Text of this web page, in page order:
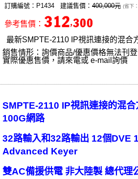
訂購編號：P1434 建議售價： 400,000元 (省下
參考售價：
最新SMPTE-2110 IP視訊連接的混合
銷售情形：詢價商品/優惠價格無法刊
實際優惠售價，請來電或 e-mail詢價
SMPTE-2110 IP視訊連接的混
100G網路
32路輸入和32路輸出 12個DVE
Advanced Keyer
雙AC備援供電 非大陸製 總代理